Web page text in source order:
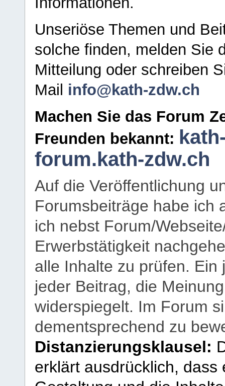
Unseriöse Themen und
solche finden, melden Sie
Mitteilung oder schreiben
Mail info@kath-zdw.ch
Machen Sie das Forum
Freunden bekannt:
forum.kath-zdw.ch
Auf die Veröffentlichung
Forumsbeiträge habe ich
ich nebst Forum/
Erwerbstätigkeit
alle Inhalte zu prüfen.
jeder Beitrag, die
widerspiegelt. Im Forum
dementsprechend zu
Distanzierungsklausel:
erklärt ausdrücklich,